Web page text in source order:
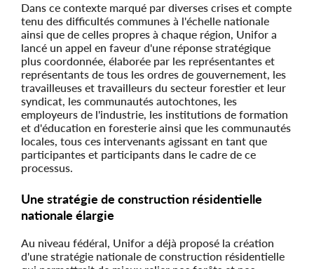
Dans ce contexte marqué par diverses crises et compte
tenu des difficultés communes à l'échelle nationale
ainsi que de celles propres à chaque région, Unifor a
lancé un appel en faveur d'une réponse stratégique
plus coordonnée, élaborée par les représentantes et
représentants de tous les ordres de gouvernement, les
travailleuses et travailleurs du secteur forestier et leur
syndicat, les communautés autochtones, les
employeurs de l'industrie, les institutions de formation
et d'éducation en foresterie ainsi que les communautés
locales, tous ces intervenants agissant en tant que
participantes et participants dans le cadre de ce
processus.
Une stratégie de construction résidentielle
nationale élargie
Au niveau fédéral, Unifor a déjà proposé la création
d'une stratégie nationale de construction résidentielle